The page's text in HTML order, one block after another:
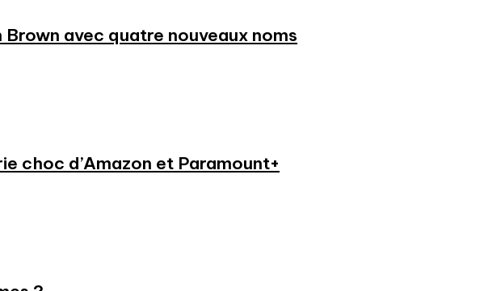
avec quatre nouveaux noms
choc d’Amazon et Paramount+